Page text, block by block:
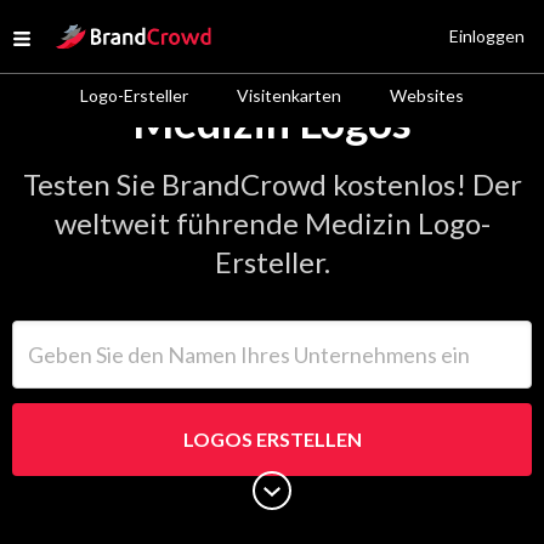
Open menu
Site Logo
Logo-Ersteller Visitenkarten Websites
Einloggen
Medizin Logos
Testen Sie BrandCrowd kostenlos! Der
weltweit führende Medizin Logo-
Ersteller.
LOGOS ERSTELLEN